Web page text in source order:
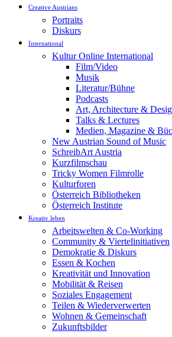
Creative Austrians
Portraits
Diskurs
International
Kultur Online International
Film/Video
Musik
Literatur/Bühne
Podcasts
Art, Architecture &
Talks & Lectures
Medien, Magazine &
New Austrian Sound of Music
SchreibArt Austria
Kurzfilmschau
Tricky Women Filmrolle
Kulturforen
Österreich Bibliotheken
Österreich Institute
Kreativ leben
Arbeitswelten & Co-Working
Community & Viertelinitiativen
Demokratie & Diskurs
Essen & Kochen
Kreativität und Innovation
Mobilität & Reisen
Soziales Engagement
Teilen & Wiederverwerten
Wohnen & Gemeinschaft
Zukunftsbilder